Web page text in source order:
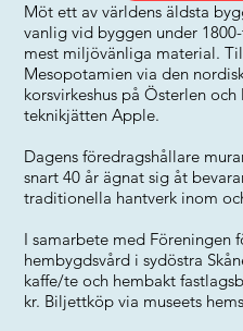
Möt ett av världens äldsta
vanlig vid byggen under
mest miljövänliga material.
Mesopotamien via den
korsvirkeshus på Österlen
teknikjätten Apple.
Dagens föredragshållare
snart 40 år ägnat sig åt
traditionella hantverk inom
I samarbete med Föreningen
hembygdsvård i sydöstra
kaffe/te och hembakt
kr. Biljettköp via museets